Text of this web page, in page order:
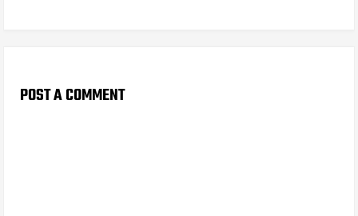
POST A COMMENT